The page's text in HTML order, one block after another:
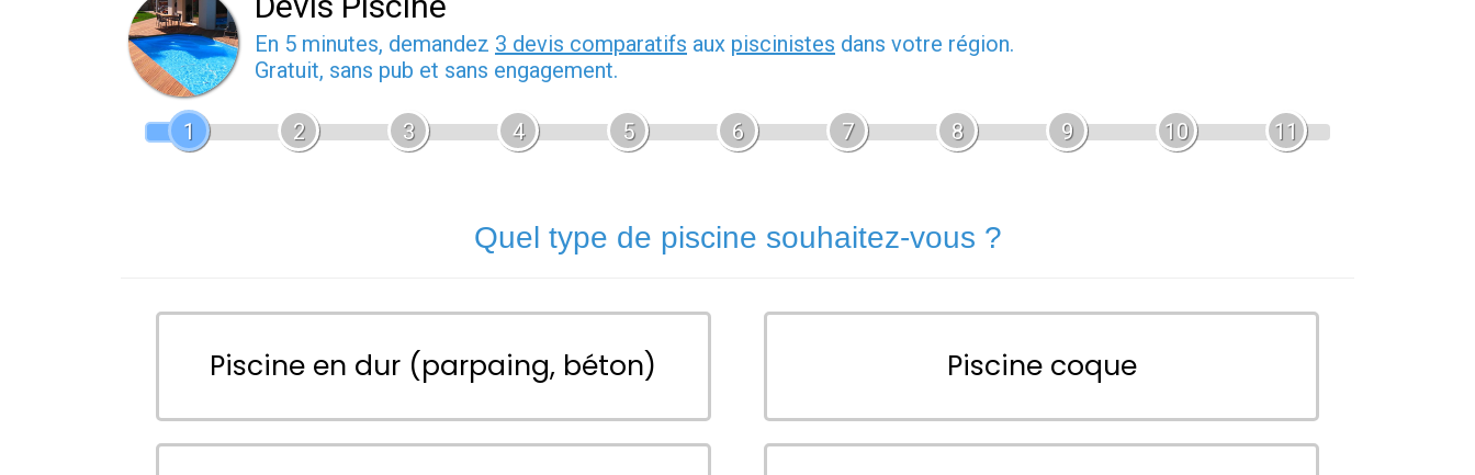
En 5 minutes, demandez 3 devis comparatifs aux piscinistes dans votre région.
Gratuit, sans pub et sans engagement.
1 2 3 4 5 6 7 8 9 10 11
Quel type de piscine souhaitez-vous ?
Piscine en dur (parpaing, béton) Piscine coque